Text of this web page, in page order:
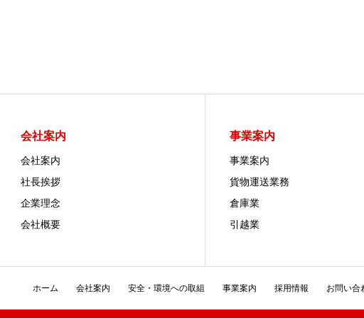
会社案内
会社案内
社長挨拶
企業理念
会社概要
事業案内
事業案内
貨物運送業務
倉庫業
引越業
ホーム 会社案内 安全・環境への取組 事業案内 採用情報 お問い合